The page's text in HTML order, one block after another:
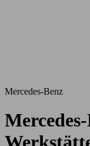
Mercedes-Benz